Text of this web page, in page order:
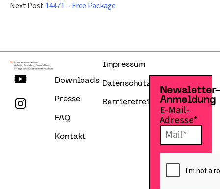
Next Post 14471 – Free Package
Downloads
Presse
FAQ
Kontakt
Impressum
Datenschutzerklärung
Barrierefreiheitserklärung
Anmeldung
E-Mail-
Adresse*